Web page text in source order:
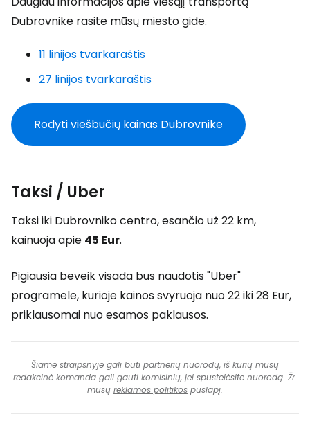
Dubrovnike rasite mūsų miesto gide.
11 linijos tvarkaraštis
27 linijos tvarkaraštis
Rodyti viešbučių kainas Dubrovnike
Taksi / Uber
Taksi iki Dubrovniko centro, esančio už 22 km,
kainuoja apie 45 Eur.
Pigiausia beveik visada bus naudotis "Uber"
programėle, kurioje kainos svyruoja nuo 22 iki 28 Eur,
priklausomai nuo esamos paklausos.
Šiame straipsnyje gali būti partnerių nuorodų, iš kurių mūsų
redakcinė komanda gali gauti komisinių, jei spustelėsite nuorodą. Žr.
mūsų reklamos politikos puslapį.